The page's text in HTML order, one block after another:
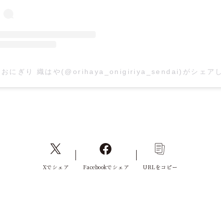
おにぎり 織はや(@orihaya_onigiriya_sendai)がシェアし
Xでシェア Facebookでシェア URLをコピー